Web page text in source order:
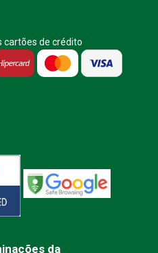
cartões de crédito
da